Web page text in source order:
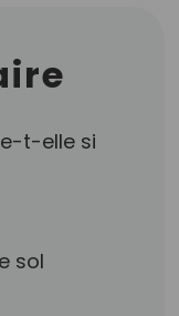
t-elle si
sol